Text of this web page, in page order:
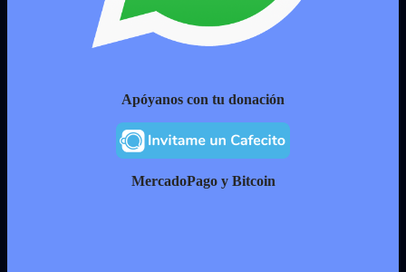
Apóyanos con tu donación
MercadoPago y Bitcoin